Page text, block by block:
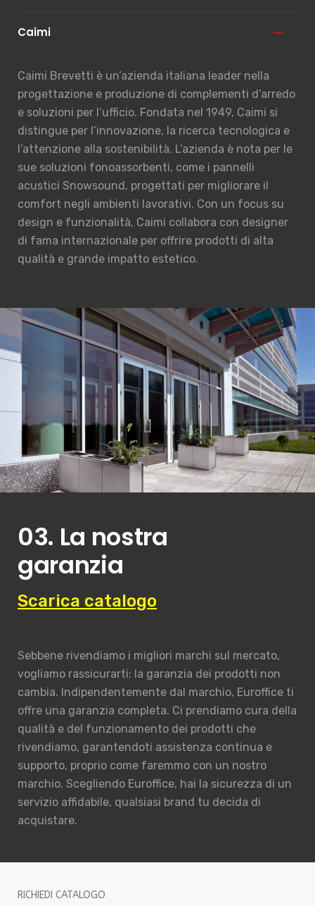
Caimi
Caimi Brevetti è un’azienda italiana leader nella
progettazione e produzione di complementi d’arredo
e soluzioni per l’ufficio. Fondata nel 1949, Caimi si
distingue per l’innovazione, la ricerca tecnologica e
l’attenzione alla sostenibilità. L’azienda è nota per le
sue soluzioni fonoassorbenti, come i pannelli
acustici Snowsound, progettati per migliorare il
comfort negli ambienti lavorativi. Con un focus su
design e funzionalità, Caimi collabora con designer
di fama internazionale per offrire prodotti di alta
qualità e grande impatto estetico.
03. La nostra
garanzia
Scarica catalogo
Sebbene rivendiamo i migliori marchi sul mercato,
vogliamo rassicurarti: la garanzia dei prodotti non
cambia. Indipendentemente dal marchio, Euroffice ti
offre una garanzia completa. Ci prendiamo cura della
qualità e del funzionamento dei prodotti che
rivendiamo, garantendoti assistenza continua e
supporto, proprio come faremmo con un nostro
marchio. Scegliendo Euroffice, hai la sicurezza di un
servizio affidabile, qualsiasi brand tu decida di
acquistare.
RICHIEDI CATALOGO